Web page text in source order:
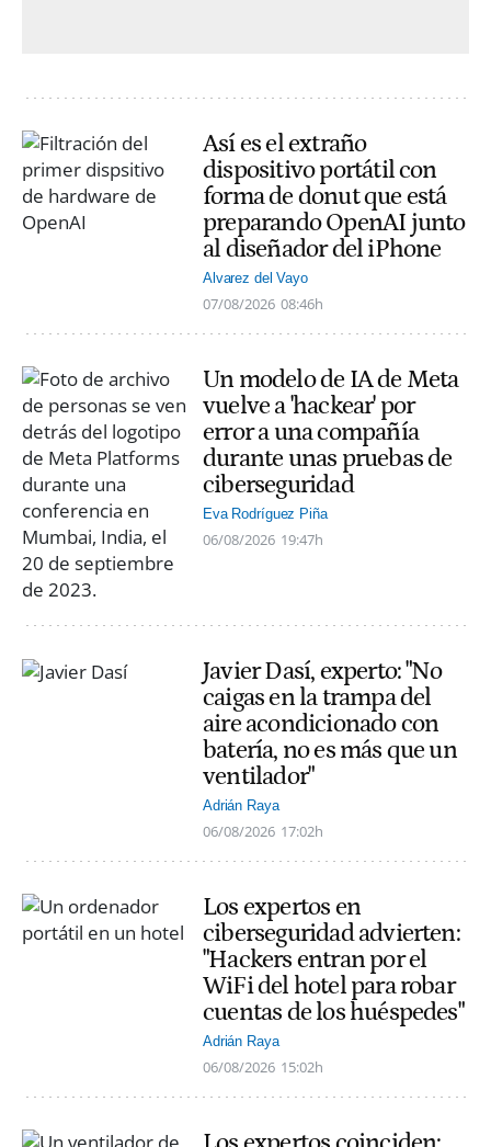
Así es el extraño
dispositivo portátil con
forma de donut que está
preparando OpenAI junto
al diseñador del iPhone
Alvarez del Vayo
07/08/2026 08:46h
Un modelo de IA de Meta
vuelve a 'hackear' por
error a una compañía
durante unas pruebas de
ciberseguridad
Eva Rodríguez Piña
06/08/2026 19:47h
Javier Dasí, experto: "No
caigas en la trampa del
aire acondicionado con
batería, no es más que un
ventilador"
Adrián Raya
06/08/2026 17:02h
Los expertos en
ciberseguridad advierten:
"Hackers entran por el
WiFi del hotel para robar
cuentas de los huéspedes"
Adrián Raya
06/08/2026 15:02h